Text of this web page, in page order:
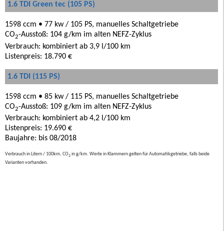
1.6 TDI Green tec (105 PS)
1598 ccm • 77 kw / 105 PS, manuelles Schaltgetriebe
CO2-Ausstoß: 104 g/km im alten NEFZ-Zyklus
Verbrauch: kombiniert ab 3,9 l/100 km
Listenpreis: 18.790 €
1.6 TDI (115 PS)
1598 ccm • 85 kw / 115 PS, manuelles Schaltgetriebe
CO2-Ausstoß: 109 g/km im alten NEFZ-Zyklus
Verbrauch: kombiniert ab 4,2 l/100 km
Listenpreis: 19.690 €
Baujahre: bis 08/2018
Verbrauch in Litern / 100km, CO2 in g/km. Werte in Klammern gelten für Automatikgetriebe, falls beide
Varianten vorhanden.